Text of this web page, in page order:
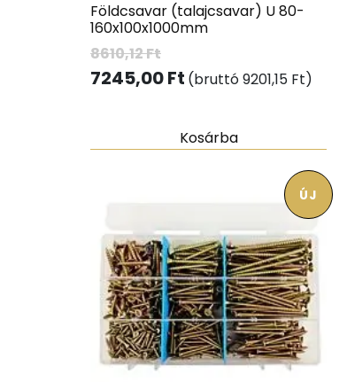
Földcsavar (talajcsavar) U 80-
160x100x1000mm
8610,12Ft
7245,00Ft (bruttó9201,15 Ft)
Kosárba
ÚJ